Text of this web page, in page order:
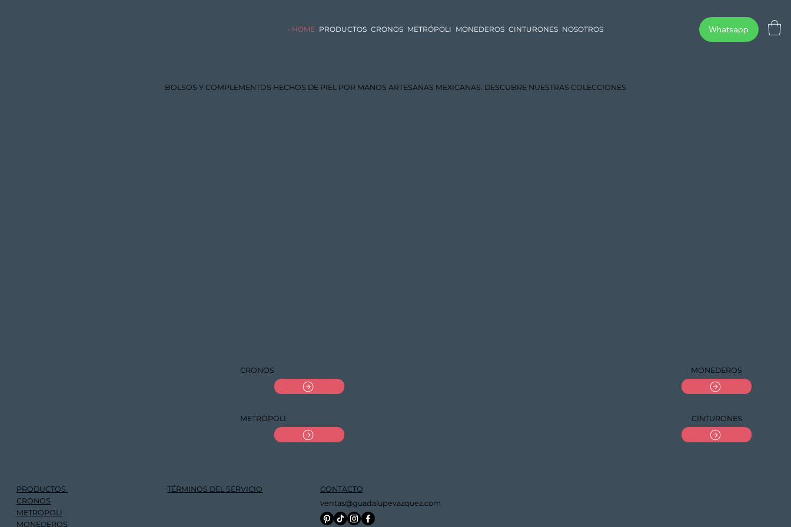
HOME PRODUCTOS CRONOS METRÓPOLI MONEDEROS CINTURONES NOSOTROS Whatsapp
METRÓPOLI CINTURONES
CRONOS MONEDEROS
BOLSOS Y COMPLEMENTOS HECHOS DE PIEL POR MANOS ARTESANAS MEXICANAS. DESCUBRE NUESTRAS COLECCIONES
PRODUCTOS
CRONOS
METRÓPOLI
MONEDEROS
TÉRMINOS DEL SERVICIO
CONTACTO
ventas@guadalupevazquez.com